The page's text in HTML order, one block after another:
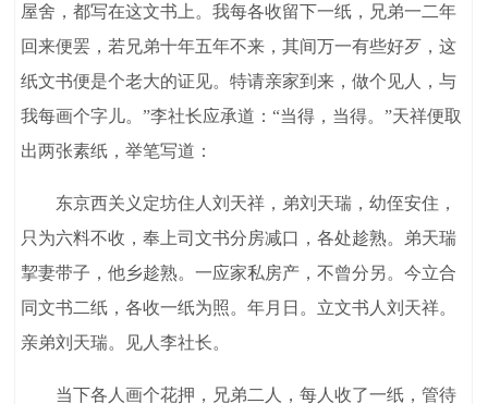
屋舍，都写在这文书上。我每各收留下一纸，兄弟一二年
回来便罢，若兄弟十年五年不来，其间万一有些好歹，这
纸文书便是个老大的证见。特请亲家到来，做个见人，与
我每画个字儿。”李社长应承道：“当得，当得。”天祥便取
出两张素纸，举笔写道：
东京西关义定坊住人刘天祥，弟刘天瑞，幼侄安住，
只为六料不收，奉上司文书分房减口，各处趁熟。弟天瑞
挈妻带子，他乡趁熟。一应家私房产，不曾分另。今立合
同文书二纸，各收一纸为照。年月日。立文书人刘天祥。
亲弟刘天瑞。见人李社长。
当下各人画个花押，兄弟二人，每人收了一纸，管待